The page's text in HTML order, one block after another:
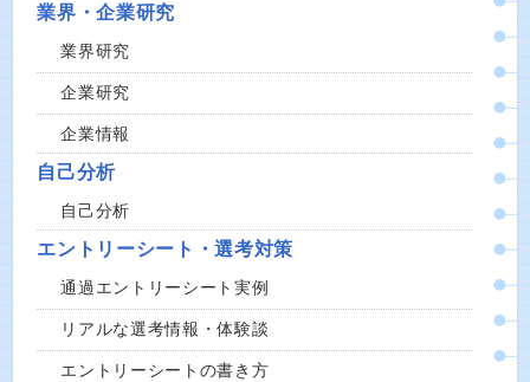
業界・企業研究
業界研究
企業研究
企業情報
自己分析
自己分析
エントリーシート・選考対策
通過エントリーシート実例
リアルな選考情報・体験談
エントリーシートの書き方